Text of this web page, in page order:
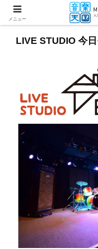
LIVE STUDIO 今
メニュー